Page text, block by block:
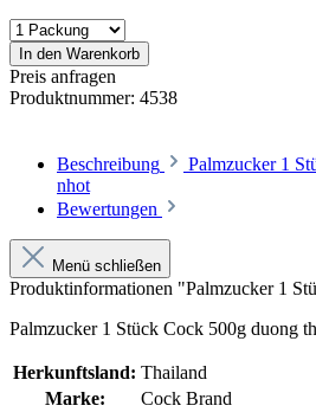
In den Warenkorb
Preis anfragen
Produktnummer: 4538
Beschreibung
Palmzucker 1
nhot
Bewertungen
Menü schließen
Produktinformationen "Palmzucker 1
Palmzucker 1 Stück Cock 500g duong
Herkunftsland: Thailand
Marke:
Cock Brand